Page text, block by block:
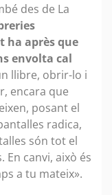
des de La
ha après que
envolta cal
llibre, obrir-lo i
encara que
posant el
radica,
són tot el
canvi, això és
a tu mateix».